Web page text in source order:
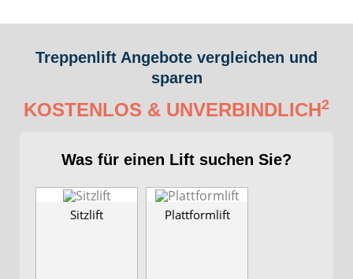
Treppenlift Angebote vergleichen und
sparen
KOSTENLOS & UNVERBINDLICH2
Was für einen Lift suchen Sie?
Sitzlift Plattformlift